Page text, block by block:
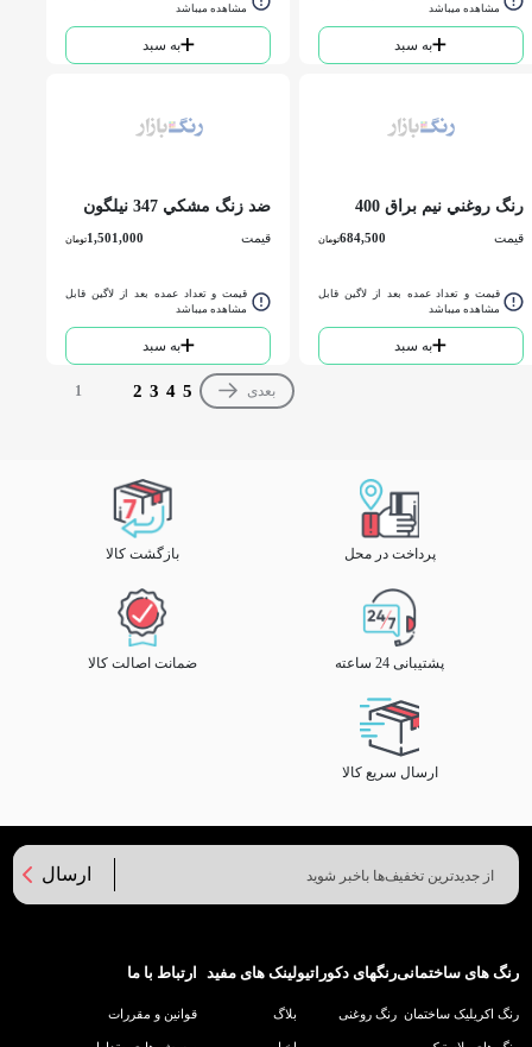
مشاهده میباشد
به سبد
مشاهده میباشد
به سبد
رنگ روغني نيم براق 400
قیمت 684,500تومان
قیمت و تعداد عمده بعد از لاگین قابل
مشاهده میباشد
به سبد
ضد زنگ مشكي 347 نيلگون
قیمت 1,501,000تومان
قیمت و تعداد عمده بعد از لاگین قابل
مشاهده میباشد
به سبد
1 2 3 4 5 بعدی
پرداخت در محل بازگشت کالا
پشتیبانی 24 ساعته ضمانت اصالت کالا
ارسال سریع کالا
ارسال
رنگ های ساختمانی
رنگ اکریلیک ساختمان
رنگهای دکوراتیو
رنگ روغنی
لینک های مفید
بلاگ
ارتباط با ما
قوانین و مقررات